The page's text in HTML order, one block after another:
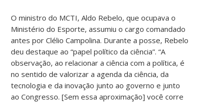
O ministro do MCTI, Aldo Rebelo, que ocupava o
Ministério do Esporte, assumiu o cargo comandado
antes por Clélio Campolina. Durante a posse, Rebelo
deu destaque ao “papel político da ciência”. “A
observação, ao relacionar a ciência com a política, é
no sentido de valorizar a agenda da ciência, da
tecnologia e da inovação junto ao governo e junto
ao Congresso. [Sem essa aproximação] você corre